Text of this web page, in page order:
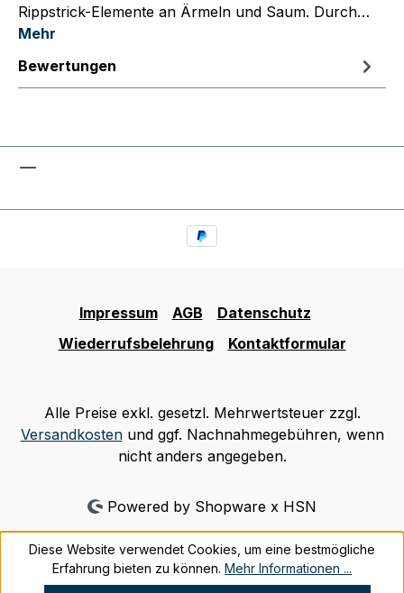
Rippstrick-Elemente an Ärmeln und Saum. Durch…
Mehr
Bewertungen
Impressum AGB
Datenschutz
Wiederrufsbelehrung
Kontaktformular
Alle Preise exkl. gesetzl. Mehrwertsteuer zzgl.
Versandkostenund ggf. Nachnahmegebühren, wenn
nicht anders angegeben.
Powered by Shopware x HSN
Diese Website verwendet Cookies, um eine bestmögliche
Erfahrung bieten zu können. Mehr Informationen ...